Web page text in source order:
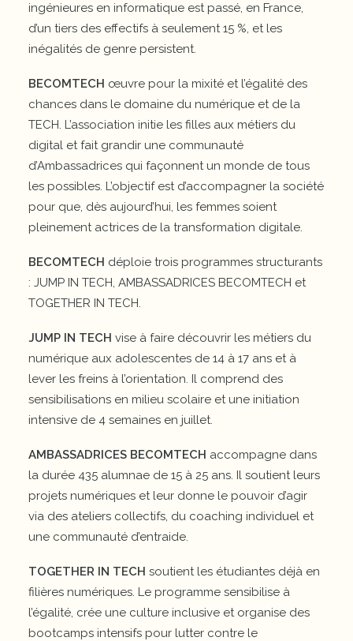
ingénieures en informatique est passé, en France,
d’un tiers des effectifs à seulement 15 %, et les
inégalités de genre persistent.
BECOMTECH œuvre pour la mixité et l’égalité des
chances dans le domaine du numérique et de la
TECH. L’association initie les filles aux métiers du
digital et fait grandir une communauté
d’Ambassadrices qui façonnent un monde de tous
les possibles. L’objectif est d’accompagner la société
pour que, dès aujourd’hui, les femmes soient
pleinement actrices de la transformation digitale.
BECOMTECH déploie trois programmes structurants
: JUMP IN TECH, AMBASSADRICES BECOMTECH et
TOGETHER IN TECH.
JUMP IN TECH vise à faire découvrir les métiers du
numérique aux adolescentes de 14 à 17 ans et à
lever les freins à l’orientation. Il comprend des
sensibilisations en milieu scolaire et une initiation
intensive de 4 semaines en juillet.
AMBASSADRICES BECOMTECH accompagne dans
la durée 435 alumnae de 15 à 25 ans. Il soutient leurs
projets numériques et leur donne le pouvoir d’agir
via des ateliers collectifs, du coaching individuel et
une communauté d’entraide.
TOGETHER IN TECH soutient les étudiantes déjà en
filières numériques. Le programme sensibilise à
l’égalité, crée une culture inclusive et organise des
bootcamps intensifs pour lutter contre le